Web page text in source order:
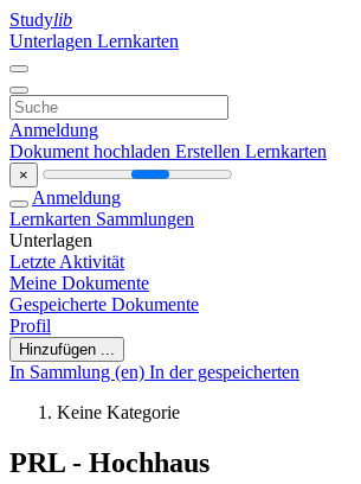
Studylib
Unterlagen Lernkarten
Anmeldung
Dokument hochladen Erstellen Lernkarten
×
Anmeldung
Lernkarten Sammlungen
Unterlagen
Letzte Aktivität
Meine Dokumente
Gespeicherte Dokumente
Profil
Hinzufügen ...
In Sammlung (en) In der gespeicherten
Keine Kategorie
PRL - Hochhaus